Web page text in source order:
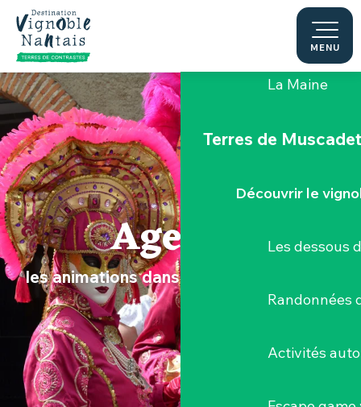
Aller
contenu
principal
MENU
Le "Porte-
La Maine
Terres de Muscadet
Découvrir le
Les dessous
Randonnées
Activités
Agenda
les animations dans le Vignoble Nantais